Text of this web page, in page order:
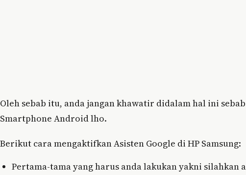
Oleh sebab itu, anda jangan khawatir didalam hal ini
Smartphone Android lho.
Berikut cara mengaktifkan Asisten Google di HP Samsung:
Pertama-tama yang harus anda lakukan yakni